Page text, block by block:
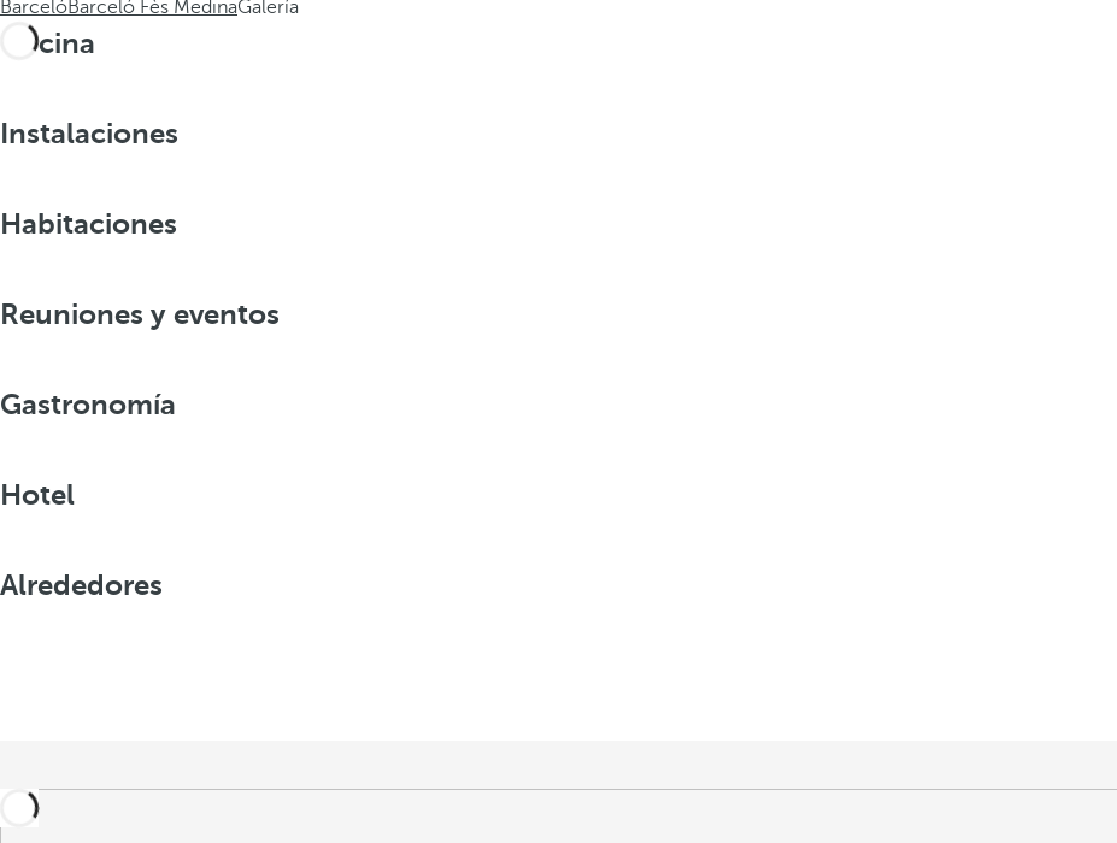
BarcelóBarceló Fès MedinaGalería
Piscina
Instalaciones
Habitaciones
Reuniones y eventos
Gastronomía
Hotel
Alrededores